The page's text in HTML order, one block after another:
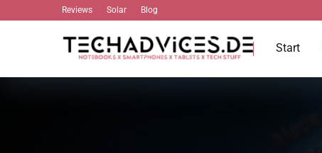
Reviews Solar Blog
Start